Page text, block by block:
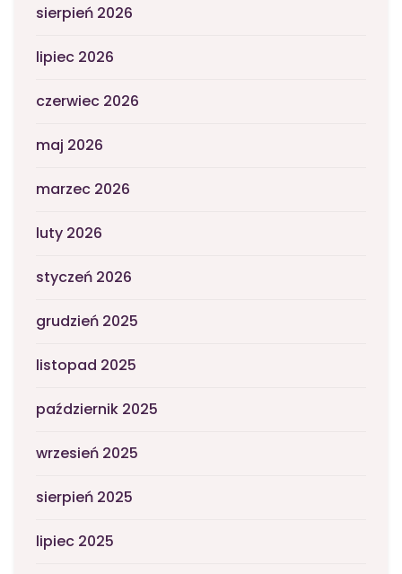
sierpień 2026
lipiec 2026
czerwiec 2026
maj 2026
marzec 2026
luty 2026
styczeń 2026
grudzień 2025
listopad 2025
październik 2025
wrzesień 2025
sierpień 2025
lipiec 2025